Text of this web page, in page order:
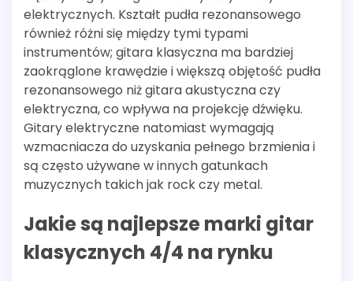
elektrycznych. Kształt pudła rezonansowego
również różni się między tymi typami
instrumentów; gitara klasyczna ma bardziej
zaokrąglone krawędzie i większą objętość pudła
rezonansowego niż gitara akustyczna czy
elektryczna, co wpływa na projekcję dźwięku.
Gitary elektryczne natomiast wymagają
wzmacniacza do uzyskania pełnego brzmienia i
są często używane w innych gatunkach
muzycznych takich jak rock czy metal.
Jakie są najlepsze marki gitar
klasycznych 4/4 na rynku